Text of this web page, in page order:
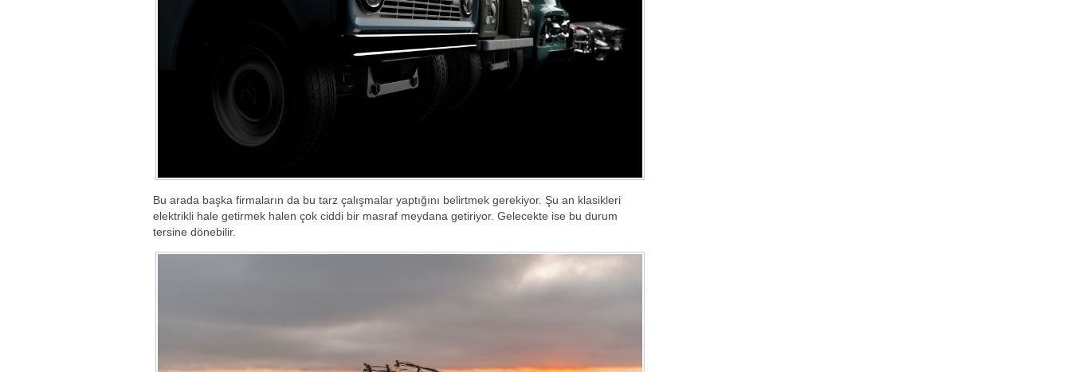
Bu arada başka firmaların da bu tarz çalışmalar yaptığını belirtmek gerekiyor. Şu an klasikleri
elektrikli hale getirmek halen çok ciddi bir masraf meydana getiriyor. Gelecekte ise bu durum
tersine dönebilir.